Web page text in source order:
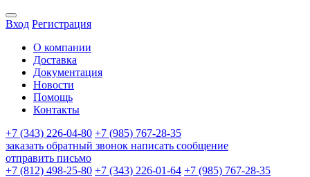
Вход Регистрация
О компании
Доставка
Документация
Новости
Помощь
Контакты
+7 (343) 226-04-80 +7 (985) 767-28-35
заказать обратный звонок написать сообщение
отправить письмо
+7 (812) 498-25-80 +7 (343) 226-01-64 +7 (985) 767-28-35